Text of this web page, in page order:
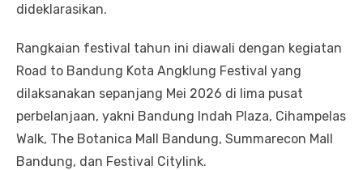
dideklarasikan.
Rangkaian festival tahun ini diawali dengan kegiatan
Road to Bandung Kota Angklung Festival yang
dilaksanakan sepanjang Mei 2026 di lima pusat
perbelanjaan, yakni Bandung Indah Plaza, Cihampelas
Walk, The Botanica Mall Bandung, Summarecon Mall
Bandung, dan Festival Citylink.